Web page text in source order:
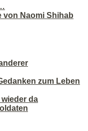
von Naomi Shihab
zum Leben
da